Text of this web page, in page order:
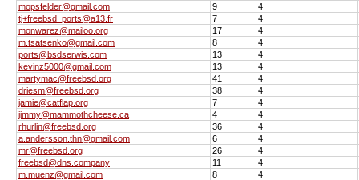
mopsfelder@gmail.com
9
4
tj+freebsd_ports@a13.fr
7
4
monwarez@mailoo.org
17
4
m.tsatsenko@gmail.com
8
4
ports@bsdserwis.com
13
4
kevinz5000@gmail.com
13
4
martymac@freebsd.org
41
4
driesm@freebsd.org
38
4
jamie@catflap.org
7
4
jimmy@mammothcheese.ca
4
4
rhurlin@freebsd.org
36
4
a.andersson.thn@gmail.com
6
4
mr@freebsd.org
26
4
freebsd@dns.company
11
4
m.muenz@gmail.com
8
4